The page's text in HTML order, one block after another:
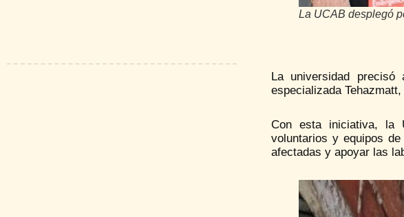
La UCAB desplegó
La universidad
especializada
Con esta iniciativa, la
voluntarios y equipos
afectadas y apoyar las